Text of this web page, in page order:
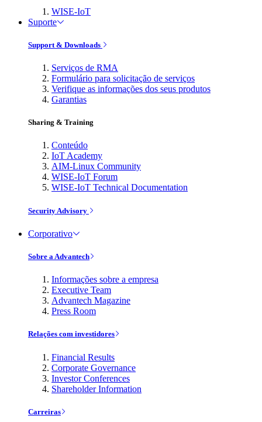
WISE-IoT
Suporte
Support & Downloads
Serviços de RMA
Formulário para solicitação de serviços
Verifique as informações dos seus produtos
Garantias
Sharing & Training
Conteúdo
IoT Academy
AIM-Linux Community
WISE-IoT Forum
WISE-IoT Technical Documentation
Security Advisory
Corporativo
Sobre a Advantech
Informações sobre a empresa
Executive Team
Advantech Magazine
Press Room
Relações com investidores
Financial Results
Corporate Governance
Investor Conferences
Shareholder Information
Carreiras